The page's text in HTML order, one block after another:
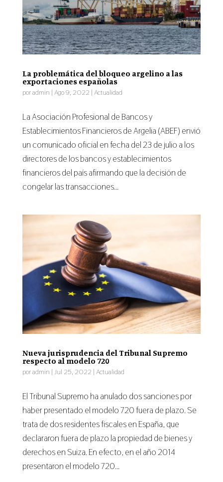
La problemática del bloqueo argelino a las
exportaciones españolas
poradmin | Ago 9, 2022 | Actualidad
La Asociación Profesional de Bancos y
Establecimientos Financieros de Argelia (ABEF) envió
un comunicado oficial en fecha del 23 de julio a los
directores de los bancos y establecimientos
financieros del país afirmando que la decisión de
congelar las transacciones...
Nueva jurisprudencia del Tribunal Supremo
respecto al modelo 720
poradmin | Jul 25, 2022 | Actualidad
El Tribunal Supremo ha anulado dos sanciones por
haber presentado el modelo 720 fuera de plazo. Se
trata de dos residentes fiscales en España, que
declararon fuera de plazo la propiedad de bienes y
derechos en Suiza. En efecto, en el año 2014
presentaron el modelo 720...